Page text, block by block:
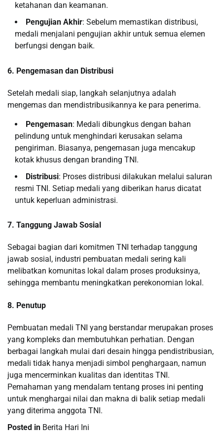
ketahanan dan keamanan.
Pengujian Akhir: Sebelum memastikan distribusi,
medali menjalani pengujian akhir untuk semua elemen
berfungsi dengan baik.
6. Pengemasan dan Distribusi
Setelah medali siap, langkah selanjutnya adalah
mengemas dan mendistribusikannya ke para penerima.
Pengemasan: Medali dibungkus dengan bahan
pelindung untuk menghindari kerusakan selama
pengiriman. Biasanya, pengemasan juga mencakup
kotak khusus dengan branding TNI.
Distribusi: Proses distribusi dilakukan melalui saluran
resmi TNI. Setiap medali yang diberikan harus dicatat
untuk keperluan administrasi.
7. Tanggung Jawab Sosial
Sebagai bagian dari komitmen TNI terhadap tanggung
jawab sosial, industri pembuatan medali sering kali
melibatkan komunitas lokal dalam proses produksinya,
sehingga membantu meningkatkan perekonomian lokal.
8. Penutup
Pembuatan medali TNI yang berstandar merupakan proses
yang kompleks dan membutuhkan perhatian. Dengan
berbagai langkah mulai dari desain hingga pendistribusian,
medali tidak hanya menjadi simbol penghargaan, namun
juga mencerminkan kualitas dan identitas TNI.
Pemahaman yang mendalam tentang proses ini penting
untuk menghargai nilai dan makna di balik setiap medali
yang diterima anggota TNI.
Posted in Berita Hari Ini